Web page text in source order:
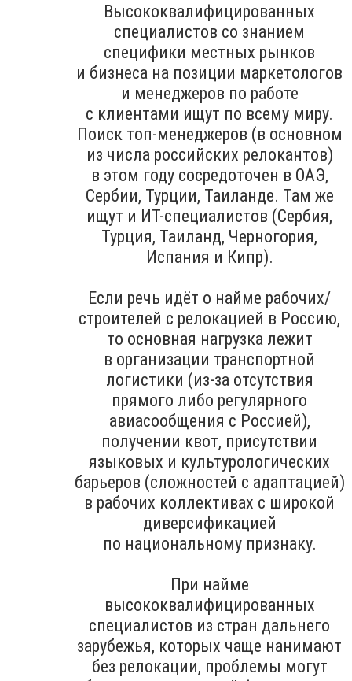
Высококвалифицированных
специалистов со знанием
специфики местных рынков
и бизнеса на позиции маркетологов
и менеджеров по работе
с клиентами ищут по всему миру.
Поиск топ-менеджеров (в основном
из числа российских релокантов)
в этом году сосредоточен в ОАЭ,
Сербии, Турции, Таиланде. Там же
ищут и ИТ-специалистов (Сербия,
Турция, Таиланд, Черногория,
Испания и Кипр).
Если речь идёт о найме рабочих/
строителей с релокацией в Россию,
то основная нагрузка лежит
в организации транспортной
логистики (из-за отсутствия
прямого либо регулярного
авиасообщения с Россией),
получении квот, присутствии
языковых и культурологических
барьеров (сложностей с адаптацией)
в рабочих коллективах с широкой
диверсификацией
по национальному признаку.
При найме
высококвалифицированных
специалистов из стран дальнего
зарубежья, которых чаще нанимают
без релокации, проблемы могут